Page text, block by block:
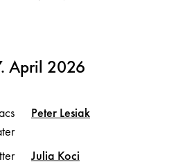
April 2026
Peter Lesiak
Julia Koci